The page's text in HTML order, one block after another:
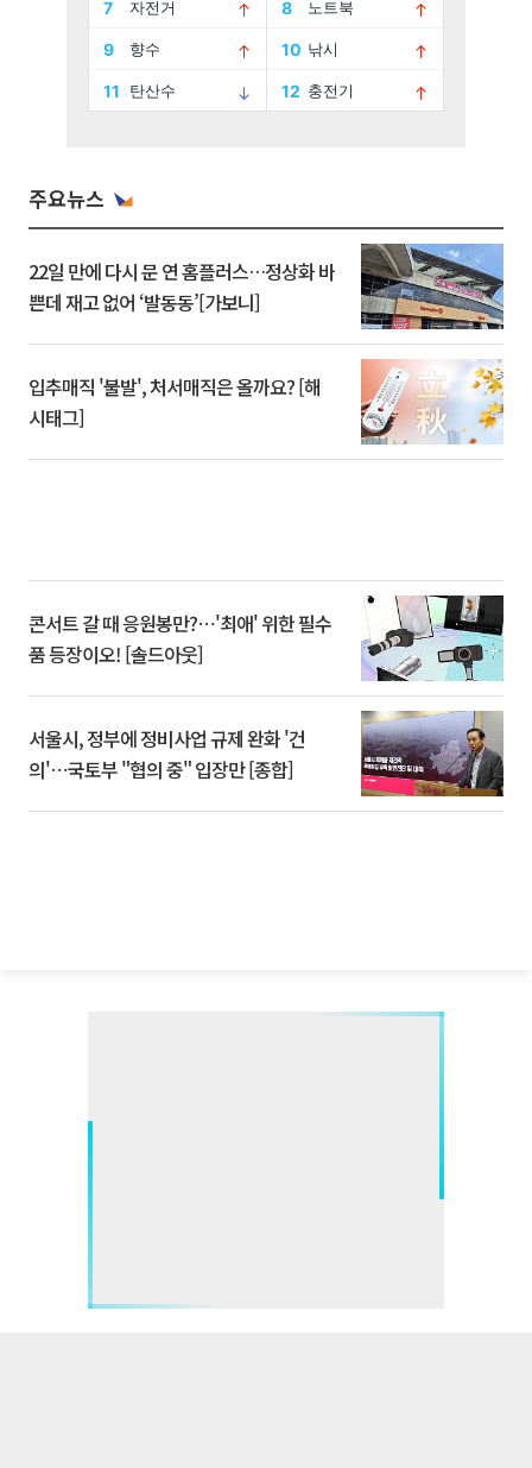
주요뉴스
22일 만에 다시 문 연 홈플러스…정상화 바
쁜데 재고 없어 ‘발동동’[가보니]
입추매직 '불발', 처서매직은 올까요? [해
시태그]
콘서트 갈 때 응원봉만?⋯'최애' 위한 필수
품 등장이오! [솔드아웃]
서울시, 정부에 정비사업 규제 완화 '건
의'⋯국토부 "협의 중" 입장만 [종합]